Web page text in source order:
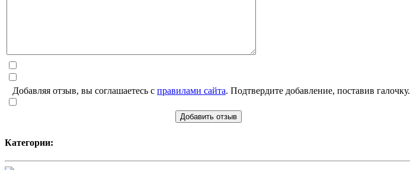
Добавляя отзыв, вы соглашаетесь с правилами сайта. Подтвердите добавление, поставив галочку.
Добавить отзыв
Категории: